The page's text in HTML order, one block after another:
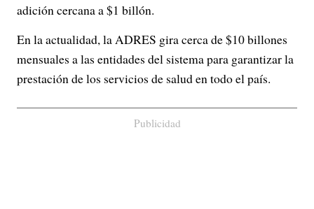
adición cercana a $1 billón.
En la actualidad, la ADRES gira cerca de $10 billones
mensuales a las entidades del sistema para garantizar la
prestación de los servicios de salud en todo el país.
Publicidad